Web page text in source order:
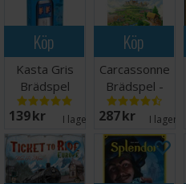
Köp
Kasta Gris
Brädspel
139 SEK I lager: 6
Köp
Carcassonne
Brädspel -
Svensk
287 SEK I lager: